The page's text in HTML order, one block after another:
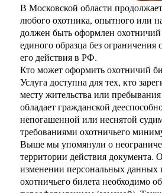
В Московской области
любого охотника, опытного или
должен быть оформлен
единого образца без ограничения
его действия в РФ.
Кто может оформить охотничий
Услуга доступна для тех, кто
месту жительства или
обладает гражданской
непогашенной или неснятой
требованиями охотничьего
Выше мы упомянули о
территории действия документа.
изменении персональных данных
охотничьего билета необходимо